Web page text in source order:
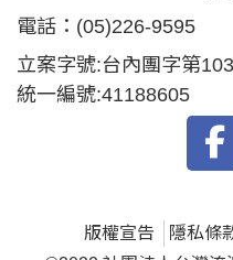
電話： (05)226-9595
立案字號:台內團字第
統一編號:41188605
版權宣告 隱私條